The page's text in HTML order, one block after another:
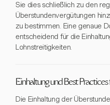
Sie dies schließlich zu den
Überstundenvergütungen
zu bestimmen. Eine genaue
entscheidend für die
Lohnstreitigkeiten.
Einhaltung und Best
Die Einhaltung der